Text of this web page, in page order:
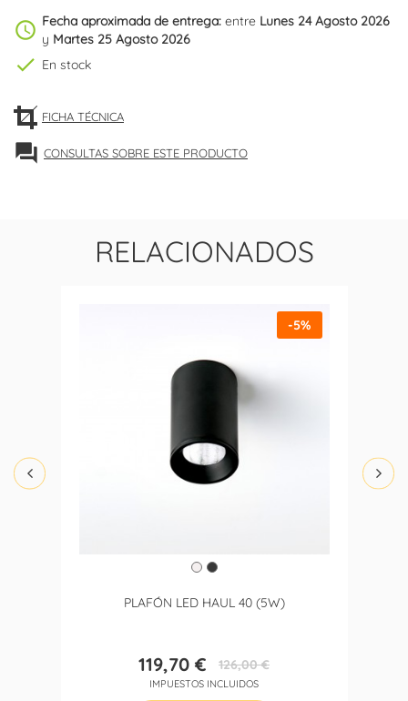
schedule Fecha aproximada de entrega: entre Lunes 24 Agosto 2026
y Martes 25 Agosto 2026
check En stock
FICHA TÉCNICA
forum CONSULTAS SOBRE ESTE PRODUCTO
RELACIONADOS
PLAFÓN LED HAUL 40 (5W)
Precio
119,70 €Precio
base
126,00 €
IMPUESTOS INCLUIDOS
-5%